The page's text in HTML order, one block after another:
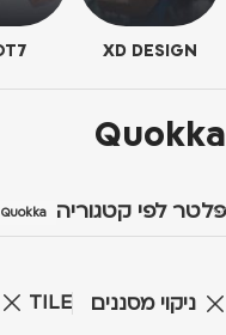
XD DESIGN
Quokka
פלטר לפי קטגוריה Quokka
ניקוי מסננים TILE